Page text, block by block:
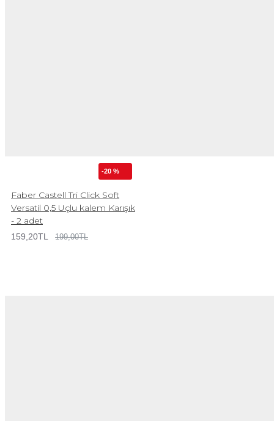
-20 %
Faber Castell Tri Click Soft
Versatil 0,5 Uçlu kalem Karışık
- 2 adet
159,20TL 199,00TL